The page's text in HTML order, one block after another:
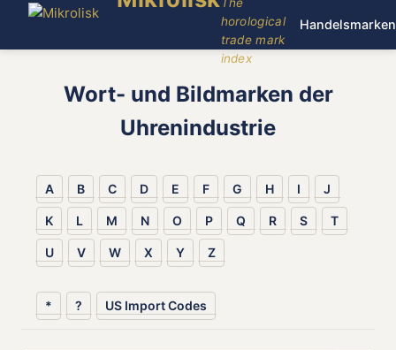
horological
trade mark
index
Handelsmarken
Wort- und Bildmarken der
Uhrenindustrie
A B C D E F G H I J
K L M N O P Q R S T
U V W X Y Z
* ? US Import Codes